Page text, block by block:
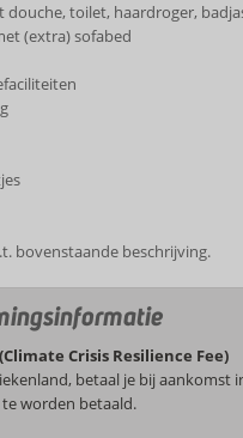
douche, toilet, haardroger,
(extra) sofabed
bovenstaande beschrijving.
Crisis Resilience Fee)
betaal je bij
worden betaald.